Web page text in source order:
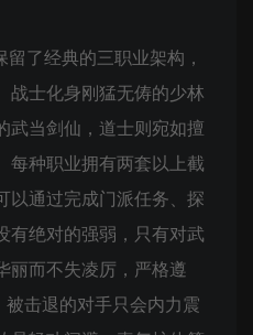
了经典的三职业架构，
战士化身刚猛无俦的少林
武当剑仙，道士则宛如擅
每种职业拥有两套以上截
以通过完成门派任务、探
有绝对的强弱，只有对武
丽而不失凌厉，严格遵
被击退的对手只会内力震